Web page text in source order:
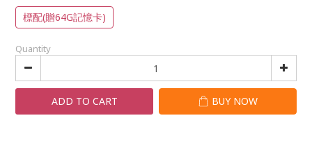
標配(贈64G記憶卡)
Quantity
ADD TO CART BUY NOW